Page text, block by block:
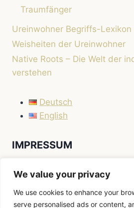
We value your privacy
We use cookies to enhance your
serve personalised ads or content,
Traumfänger
Ureinwohner Begriffs-Lexikon
Weisheiten der Ureinwohner
Native Roots – Die Welt der
verstehen
Deutsch
English
IMPRESSUM